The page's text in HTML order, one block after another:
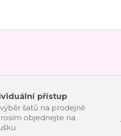
přístup
šatů na prodejně
objednejte na